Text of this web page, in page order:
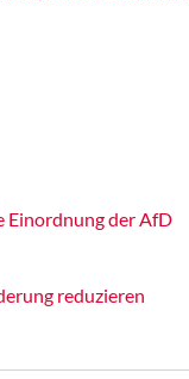
Einordnung der AfD
reduzieren